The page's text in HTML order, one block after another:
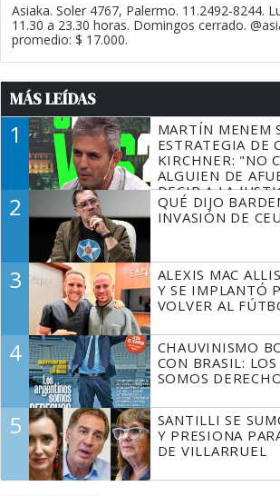
Asiaka. Soler 4767, Palermo. 11.2492-8244.
11.30 a 23.30 horas. Domingos cerrado.
promedio: $ 17.000.
MÁS LEÍDAS
1
MARTÍN MENEM
ESTRATEGIA DE
KIRCHNER: "NO
ALGUIEN DE
DECIR A LA
TIENE QUE
2
QUÉ DIJO
INVASIÓN DE
3
ALEXIS MAC
Y SE IMPLANTÓ
VOLVER AL
4
CHAUVINISMO
CON BRASIL:
SOMOS
5
SANTILLI SE
Y PRESIONA
DE VILLARRUEL